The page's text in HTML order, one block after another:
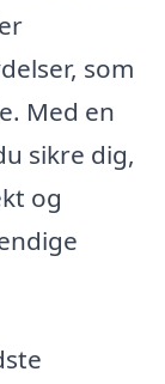
som
Med en
sikre dig,
og